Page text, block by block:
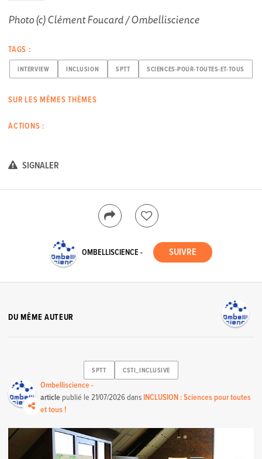
Photo (c) Clément Foucard / Ombelliscience
TAGS :
INTERVIEW INCLUSION SPTT SCIENCES-POUR-TOUTES-ET-TOUS
SUR LES MÊMES THÈMES
ACTIONS :
SIGNALER
OMBELLISCIENCE -
DU MÊME AUTEUR
SPTT CSTI_INCLUSIVE
Ombelliscience -
article publié le21/07/2026dans INCLUSION : Sciences pour toutes
et tous !